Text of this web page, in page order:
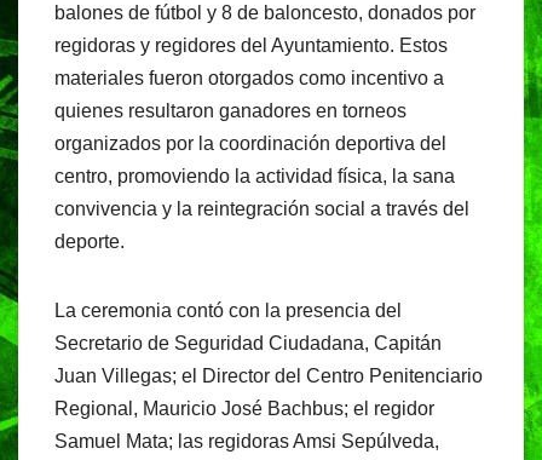
balones de fútbol y 8 de baloncesto, donados por
regidoras y regidores del Ayuntamiento. Estos
materiales fueron otorgados como incentivo a
quienes resultaron ganadores en torneos
organizados por la coordinación deportiva del
centro, promoviendo la actividad física, la sana
convivencia y la reintegración social a través del
deporte.
La ceremonia contó con la presencia del
Secretario de Seguridad Ciudadana, Capitán
Juan Villegas; el Director del Centro Penitenciario
Regional, Mauricio José Bachbus; el regidor
Samuel Mata; las regidoras Amsi Sepúlveda,